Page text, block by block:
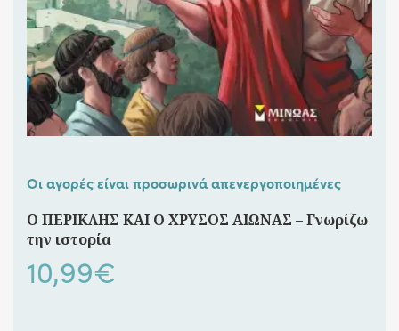
Οι αγορές είναι προσωρινά απενεργοποιημένες
Ο ΠΕΡΙΚΛΗΣ ΚΑΙ Ο ΧΡΥΣΟΣ ΑΙΩΝΑΣ – Γνωρίζω
την ιστορία
10,99€